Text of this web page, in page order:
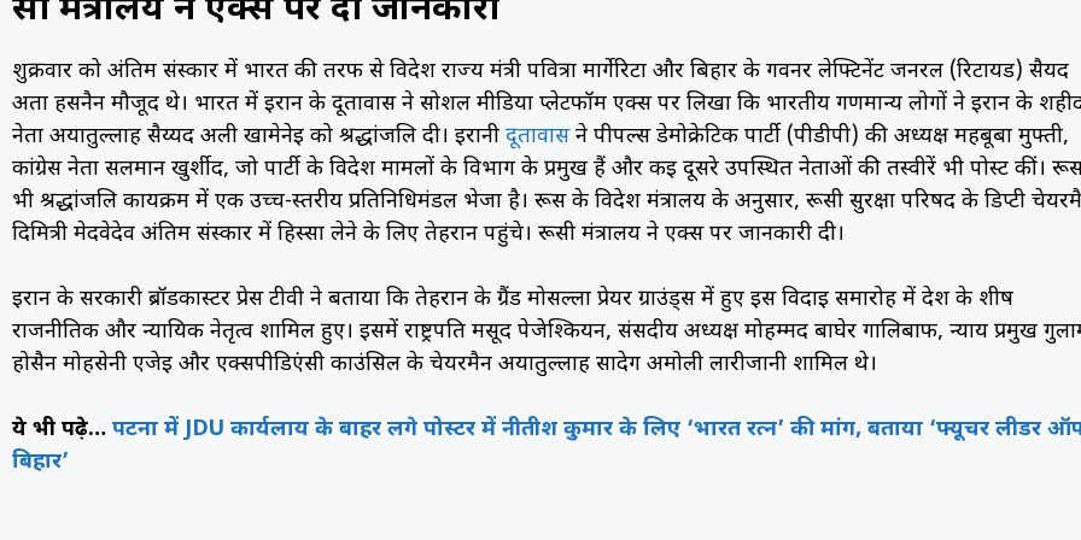
रूसी मंत्रालय ने एक्स पर दी जानकारी
शुक्रवार को अंतिम संस्कार में भारत की तरफ से विदेश राज्य मंत्री पवित्रा मार्गेरिटा और बिहार के गवर्नर लेफ्टिनेंट जनरल (रिटायर्ड) सैयद
अता हसनैन मौजूद थे। भारत में ईरान के दूतावास ने सोशल मीडिया प्लेटफॉर्म एक्स पर लिखा कि भारतीय गणमान्य लोगों ने ईरान के
नेता अयातुल्लाह सैय्यद अली खामेनेई को श्रद्धांजलि दी। ईरानी दूतावासने पीपल्स डेमोक्रेटिक पार्टी (पीडीपी) की अध्यक्ष महबूबा मुफ्ती,
कांग्रेस नेता सलमान खुर्शीद, जो पार्टी के विदेश मामलों के विभाग के प्रमुख हैं और कई दूसरे उपस्थित नेताओं की तस्वीरें भी पोस्ट कीं।
भी श्रद्धांजलि कार्यक्रम में एक उच्च-स्तरीय प्रतिनिधिमंडल भेजा है। रूस के विदेश मंत्रालय के अनुसार, रूसी सुरक्षा परिषद के डिप्टी
दिमित्री मेदवेदेव अंतिम संस्कार में हिस्सा लेने के लिए तेहरान पहुंचे। रूसी मंत्रालय ने एक्स पर जानकारी दी।
ईरान के सरकारी ब्रॉडकास्टर प्रेस टीवी ने बताया कि तेहरान के ग्रैंड मोसल्ला प्रेयर ग्राउंड्स में हुए इस विदाई समारोह में देश के शीर्ष
राजनीतिक और न्यायिक नेतृत्व शामिल हुए। इसमें राष्ट्रपति मसूद पेजेश्कियन, संसदीय अध्यक्ष मोहम्मद बाघेर गालिबाफ, न्याय प्रमुख
होसैन मोहसेनी एजेई और एक्सपीडिएंसी काउंसिल के चेयरमैन अयातुल्लाह सादेग अमोली लारीजानी शामिल थे।
ये भी पढ़े… पटना में JDU कार्यलाय के बाहर लगे पोस्टर में नीतीश कुमार के लिए ‘भारत रत्न’ की मांग, बताया ‘फ्यूचर लीडर
बिहार’